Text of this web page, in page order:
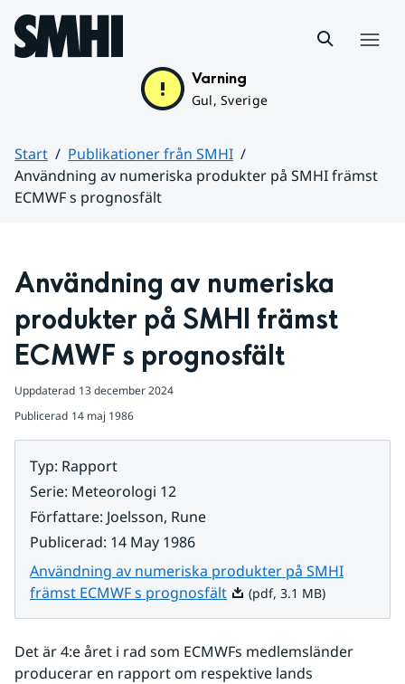
Hoppa till sidans innehåll
Varning
Gul, Sverige
Start
Publikationer från SMHI
Användning av numeriska produkter på SMHI främst
ECMWF s prognosfält
Användning av numeriska
produkter på SMHI främst
ECMWF s prognosfält
Uppdaterad 13 december 2024
Publicerad 14 maj 1986
Typ: Rapport
Serie: Meteorologi 12
Författare: Joelsson, Rune
Publicerad: 14 May 1986
Användning av numeriska produkter på SMHI
främst ECMWF s prognosfältPdf, 3.1 MB.
(pdf, 3.1 MB)
Det är 4:e året i rad som ECMWFs medlemsländer
producerar en rapport om respektive lands